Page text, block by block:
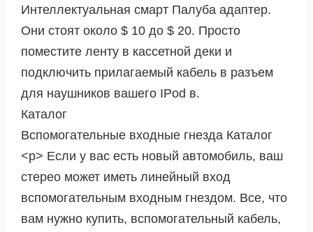
Интеллектуальная смарт Палуба адаптер.
Они стоят около $ 10 до $ 20. Просто
поместите ленту в кассетной деки и
подключить прилагаемый кабель в разъем
для наушников вашего IPod в.
Каталог
Вспомогательные входные гнезда Каталог
<р> Если у вас есть новый автомобиль, ваш
стерео может иметь линейный вход
вспомогательным входным гнездом. Все, что
вам нужно купить, вспомогательный кабель,